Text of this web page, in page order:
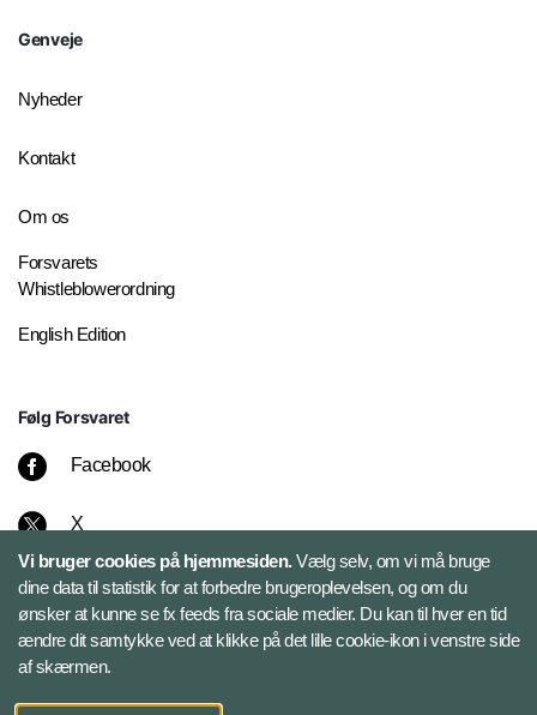
Genveje
Nyheder
Kontakt
Om os
Forsvarets
Whistleblowerordning
English Edition
Følg Forsvaret
Facebook
X
Instagram
Bluesky
LinkedIn
Vi bruger cookies på hjemmesiden.Vælg selv, om vi må bruge
dine data til statistik for at forbedre brugeroplevelsen, og om du
ønsker at kunne se fx feeds fra sociale medier. Du kan til hver en tid
ændre dit samtykke ved at klikke på det lille cookie-ikon i venstre side
af skærmen.